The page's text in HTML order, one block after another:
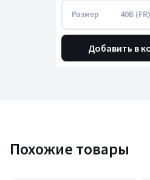
Размер 40B
Добавить в
Похожие товары